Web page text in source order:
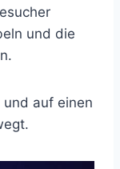
und die
und auf einen